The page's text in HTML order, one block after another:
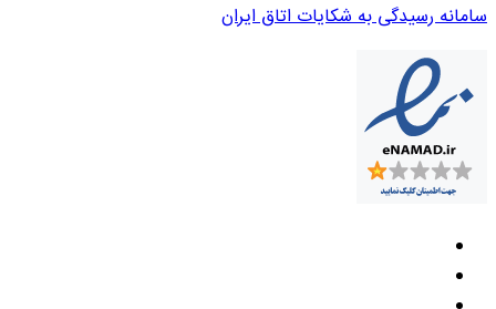
سامانه رسیدگی به شکایات اتاق ایران